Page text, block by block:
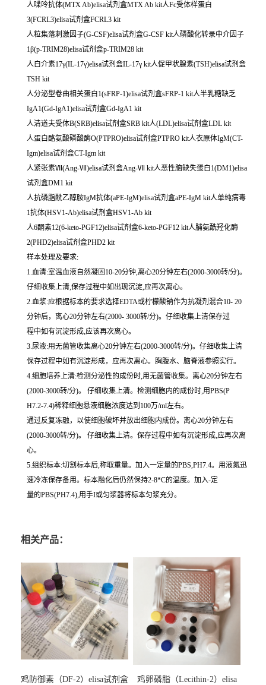
人喋呤抗体(MTX Ab)elisa试剂盒MTX Ab kit人Fc受体样蛋白
3(FCRL3)elisa试剂盒FCRL3 kit
人粒集落刺激因子(G-CSF)elisa试剂盒G-CSF kit人磷酸化转录中介因子
1β(p-TRIM28)elisa试剂盒p-TRIM28 kit
人白介素17γ(IL-17γ)elisa试剂盒IL-17γ kit人促甲状腺素(TSH)elisa试剂盒
TSH kit
人分泌型卷曲相关蛋白1(sFRP-1)elisa试剂盒sFRP-1 kit人半乳糖缺乏
IgA1(Gd-IgA1)elisa试剂盒Gd-IgA1 kit
人清道夫受体B(SRB)elisa试剂盒SRB kit人(LDL)elisa试剂盒LDL kit
人蛋白酪氨酸磷酸酶O(PTPRO)elisa试剂盒PTPRO kit人衣原体IgM(CT-
Igm)elisa试剂盒CT-Igm kit
人紧张素Ⅶ(Ang-Ⅶ)elisa试剂盒Ang-Ⅶ kit人恶性脑缺失蛋白1(DM1)elisa
试剂盒DM1 kit
人抗磷脂酰乙醇胺IgM抗体(aPE-IgM)elisa试剂盒aPE-IgM kit人单纯病毒
1抗体(HSV1-Ab)elisa试剂盒HSV1-Ab kit
人6酮素12(6-keto-PGF12)elisa试剂盒6-keto-PGF12 kit人脯氨酰羟化酶
2(PHD2)elisa试剂盒PHD2 kit
样本处理及要求:
1.血清:室温血液自然凝固10-20分钟,离心20分钟左右(2000-3000转/分)。
仔细收集上清,保存过程中如出现沉淀,应再次离心。
2.血浆:应根据标本的要求选择EDTA或柠檬酸钠作为抗凝剂混合10- 20
分钟后，离心20分钟左右(2000- 3000转/分)。仔细收集上清保存过
程中如有沉淀形成,应该再次离心。
3.尿液:用无菌管收集离心20分钟左右(2000-3000转/分)。仔细收集上清
保存过程中如有沉淀形成，应再次离心。胸腹水、脑脊液参照实行。
4.细胞培养上清:检测分泌性的成份时,用无菌管收集。离心20分钟左右
(2000-3000转/分)。 仔细收集上清。检测细胞内的成份时,用PBS(P
H7.2-7.4)稀释细胞悬液细胞浓度达到100万/ml左右。
通过反复冻融，以使细胞破坏并放出细胞内成份。离心20分钟左右
(2000-3000转/分)。 仔细收集上清。保存过程中如有沉淀形成,应再次离
心。
5.组织标本:切割标本后,称取重量。加入一定量的PBS,PH7.4。用液氮迅
速冷冻保存备用。标本融化后仍然保持2-8*C的温度。加入-定
量的PBS(PH7.4),用手I或匀浆器将标本匀浆充分。
相关产品：
鸡防御素（DF-2）elisa试剂盒
鸡卵磷脂（Lecithin-2）elisa